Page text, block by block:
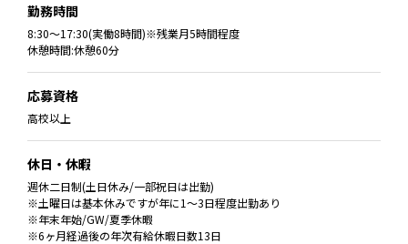
勤務時間
8:30〜17:30(実働8時間)※残業月5時間程度
休憩時間:休憩60分
応募資格
高校以上
休日・休暇
週休二日制(土日休み/一部祝日は出勤)
※土曜日は基本休みですが年に1〜3日程度出勤あり
※年末年始/GW/夏季休暇
※6ヶ月経過後の年次有給休暇日数13日